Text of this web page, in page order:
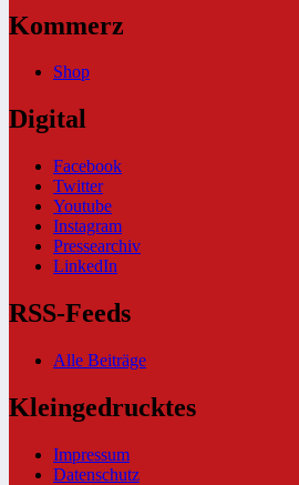
Kommerz
Shop
Digital
Facebook
Twitter
Youtube
Instagram
Pressearchiv
LinkedIn
RSS-Feeds
Alle Beiträge
Kleingedrucktes
Impressum
Datenschutz